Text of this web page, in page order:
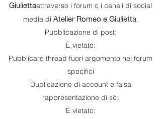
Giuliettaattraverso i forum o i canali di social
media di Atelier Romeo e Giulietta.
Pubblicazione di post:
È vietato:
Pubblicare thread fuori argomento nei forum
specifici
Duplicazione di account e falsa
rappresentazione di sé:
È vietato: